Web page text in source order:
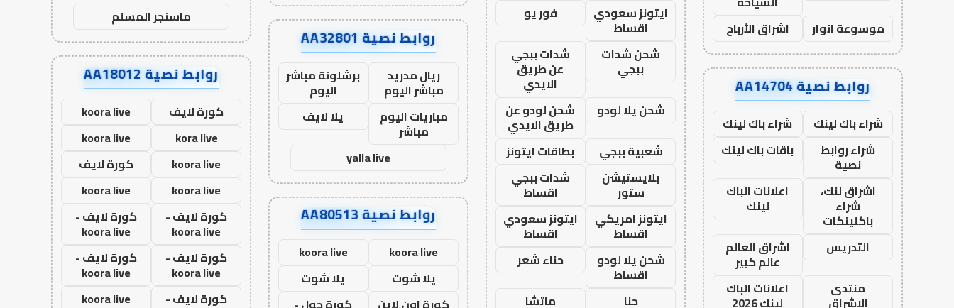
موسوعة انوار
اشراق الأرباح
روابط نصية AA14704
شراء باك لينك
شراء باك لينك
شراء روابط
نصية
باقات باك لينك
اشراق لنك،
شراء
باكلينكات
اعلانات الباك
لينك
التدريس
اشراق العالم
عالم كبير
منتدى
الاشراق
اعلانات الباك
لينك 2026
ايتونز سعودي
اقساط
فور يو
شحن شدات
ببجي
شدات ببجي
عن طريق
الايدي
شحن يلا لودو
شحن لودو عن
طريق الايدي
شعبية ببجي
بطاقات ايتونز
بلايستيشن
ستور
شدات ببجي
اقساط
ايتونز امريكي
اقساط
ايتونز سعودي
اقساط
شحن يلا لودو
اقساط
حناء شعر
حنا
ماتشا
روابط نصية AA32801
ريال مدريد
مباشر اليوم
برشلونة مباشر
اليوم
مباريات اليوم
مباشر
يلا لايف
yalla live
روابط نصية AA80513
koora live
koora live
يلا شوت
يلا شوت
ماسنجر المسلم
روابط نصية AA18012
كورة لايف
koora live
kora live
koora live
koora live
كورة لايف
koora live
koora live
كورة لايف -
koora live
كورة لايف -
koora live
كورة لايف -
koora live
كورة لايف -
koora live
كورة لايف -
koora live